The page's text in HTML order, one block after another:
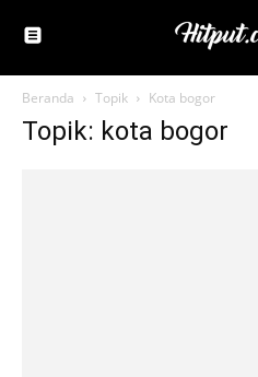
Beranda Topik Kota bogor
Topik: kota bogor